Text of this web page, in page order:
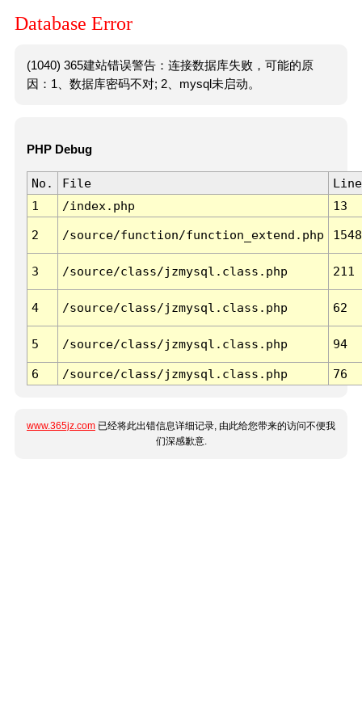
Database Error
(1040) 365建站错误警告：连接数据库失败，可能的原
因：1、数据库密码不对; 2、mysql未启动。
PHP Debug
No. File
Line
1
/index.php 13
2 /source/function/function_extend.php 1548
3 /source/class/jzmysql.class.php 211
4 /source/class/jzmysql.class.php 62
5 /source/class/jzmysql.class.php 94
6 /source/class/jzmysql.class.php 76
www.365jz.com 已经将此出错信息详细记录, 由此给您带来的访问不便我
们深感歉意.